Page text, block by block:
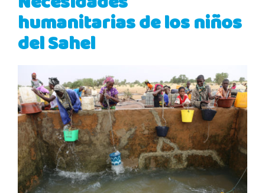
humanitarias de los niños
del Sahel